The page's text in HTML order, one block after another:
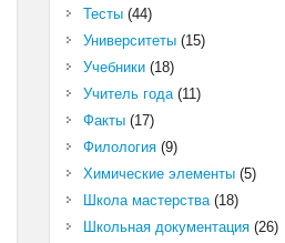
Тесты(44)
Университеты(15)
Учебники(18)
Учитель года(11)
Факты(17)
Филология(9)
Химические элементы(5)
Школа мастерства(18)
Школьная документация(26)